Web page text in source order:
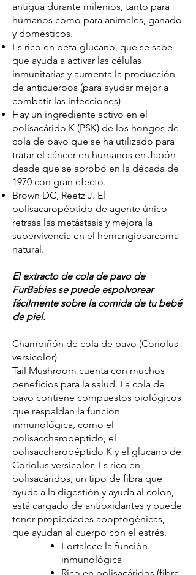
antigua durante milenios, tanto para
humanos como para animales, ganado
y domésticos.
Es rico en beta-glucano, que se sabe
que ayuda a activar las células
inmunitarias y aumenta la producción
de anticuerpos (para ayudar mejor a
combatir las infecciones)
Hay un ingrediente activo en el
polisacárido K (PSK) de los hongos de
cola de pavo que se ha utilizado para
tratar el cáncer en humanos en Japón
desde que se aprobó en la década de
1970 con gran efecto.
Brown DC, Reetz J. El
polisacaropéptido de agente único
retrasa las metástasis y mejora la
supervivencia en el hemangiosarcoma
natural.
El extracto de cola de pavo de
FurBabies se puede espolvorear
fácilmente sobre la comida de tu bebé
de piel.
Champiñón de cola de pavo (Coriolus
versicolor)
Tail Mushroom cuenta con muchos
beneficios para la salud. La cola de
pavo contiene compuestos biológicos
que respaldan la función
inmunológica, como el
polisaccharopéptido, el
polisaccharopéptido K y el glucano de
Coriolus versicolor. Es rico en
polisacáridos, un tipo de fibra que
ayuda a la digestión y ayuda al colon,
está cargado de antioxidantes y puede
tener propiedades apoptogénicas,
que ayudan al cuerpo con el estrés.
Fortalece la función
inmunológica